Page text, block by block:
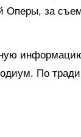
Оперы, за
По